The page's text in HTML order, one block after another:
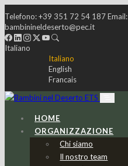
Telefono:+39 351 72 54 187Email:
bambinineldeserto@pec.it
Italiano
Italiano
English
Francais
HOME
ORGANIZZAZIONE
Chi siamo
Il nostro team